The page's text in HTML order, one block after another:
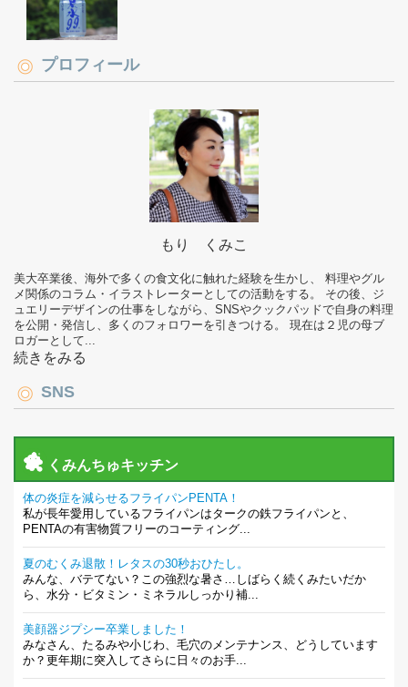
プロフィール
もり くみこ
美大卒業後、海外で多くの食文化に触れた経験を生かし、 料理やグル
メ関係のコラム・イラストレーターとしての活動をする。 その後、ジ
ュエリーデザインの仕事をしながら、SNSやクックパッドで自身の料理
を公開・発信し、多くのフォロワーを引きつける。 現在は２児の母ブ
ロガーとして...
続きをみる
SNS
くみんちゅキッチン
体の炎症を減らせるフライパンPENTA！
私が長年愛用しているフライパンはタークの鉄フライパンと、
PENTAの有害物質フリーのコーティング...
夏のむくみ退散！レタスの30秒おひたし。
みんな、バテてない？この強烈な暑さ…しばらく続くみたいだか
ら、水分・ビタミン・ミネラルしっかり補...
美顔器ジプシー卒業しました！
みなさん、たるみや小じわ、毛穴のメンテナンス、どうしています
か？更年期に突入してさらに日々のお手...